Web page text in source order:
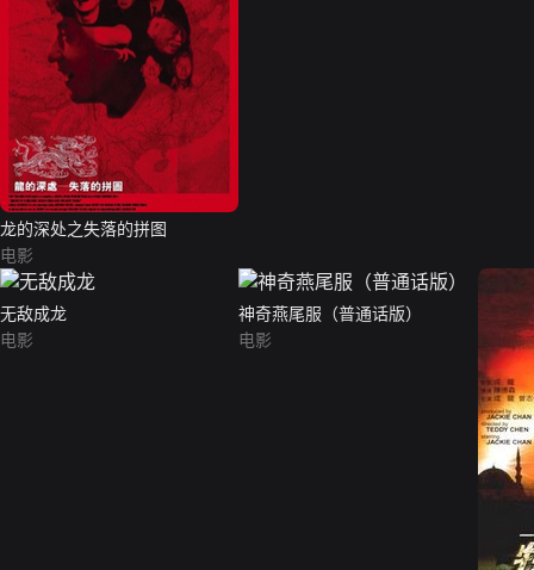
龙的深处之失落的拼图
电影
无敌成龙
电影
神奇燕尾服（普通话版）
电影